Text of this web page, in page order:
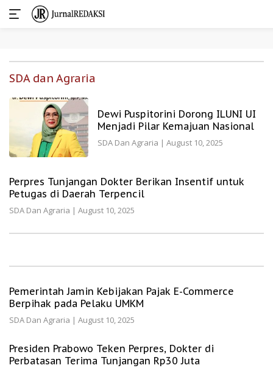
content
SDA dan Agraria
Dewi Puspitorini Dorong ILUNI UI
Menjadi Pilar Kemajuan Nasional
SDA Dan Agraria | August 10, 2025
Perpres Tunjangan Dokter Berikan Insentif untuk
Petugas di Daerah Terpencil
SDA Dan Agraria | August 10, 2025
Pemerintah Jamin Kebijakan Pajak E-Commerce
Berpihak pada Pelaku UMKM
SDA Dan Agraria | August 10, 2025
Presiden Prabowo Teken Perpres, Dokter di
Perbatasan Terima Tunjangan Rp30 Juta